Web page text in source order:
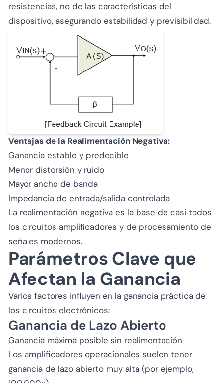
resistencias, no de las características del
dispositivo, asegurando estabilidad y previsibilidad.
Ventajas de la Realimentación Negativa:
Ganancia estable y predecible
Menor distorsión y ruido
Mayor ancho de banda
Impedancia de entrada/salida controlada
La realimentación negativa es la base de casi todos
los circuitos amplificadores y de procesamiento de
señales modernos.
Parámetros Clave que
Afectan la Ganancia
Varios factores influyen en la ganancia práctica de
los circuitos electrónicos:
Ganancia de Lazo Abierto
Ganancia máxima posible sin realimentación
Los amplificadores operacionales suelen tener
ganancia de lazo abierto muy alta (por ejemplo,